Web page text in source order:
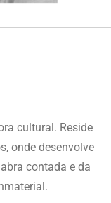
cultural. Reside
onde desenvolve
contada e da